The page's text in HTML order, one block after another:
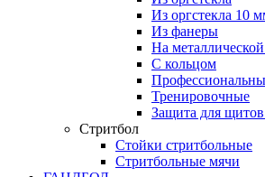
Из оргстекла 10
Из фанеры
На
С кольцом
Тренировочные
Защита для щитов
Стритбол
Стойки стритбольные
Стритбольные мячи